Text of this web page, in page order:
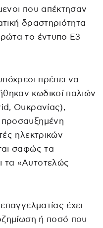
που απέκτησαν
δραστηριότητα
το έντυπο Ε3
πρέπει να
κωδικοί παλιών
Ουκρανίας),
ηλεκτρικών
σαφώς τα
τα «Αυτοτελώς
έχει
ή ποσό που